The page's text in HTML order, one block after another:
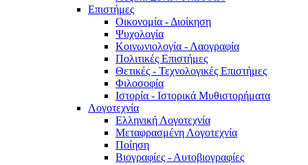
Επιστήμες
Οικονομία - Διοίκηση
Ψυχολογία
Κοινωνιολογία - Λαογραφία
Πολιτικές Eπιστήμες
Θετικές - Τεχνολογικές Επιστήμες
Φιλοσοφία
Ιστορία - Ιστορικά Μυθιστορήματα
Λογοτεχνία
Ελληνική Λογοτεχνία
Μεταφρασμένη Λογοτεχνία
Ποίηση
Βιογραφίες - Αυτοβιογραφίες